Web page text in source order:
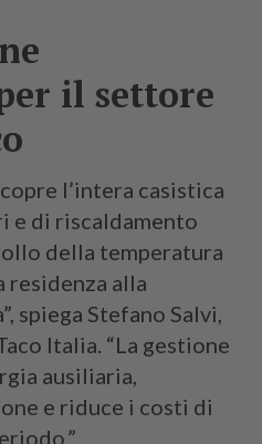
il settore
l’intera casistica
e di riscaldamento
della temperatura
residenza alla
spiega Stefano Salvi,
Italia. “La gestione
ausiliaria,
e riduce i costi di